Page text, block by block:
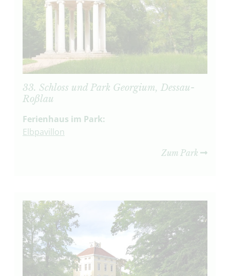
33. Schloss und Park Georgium, Dessau-
Roßlau
Ferienhaus im Park:
Elbpavillon
Zum Park